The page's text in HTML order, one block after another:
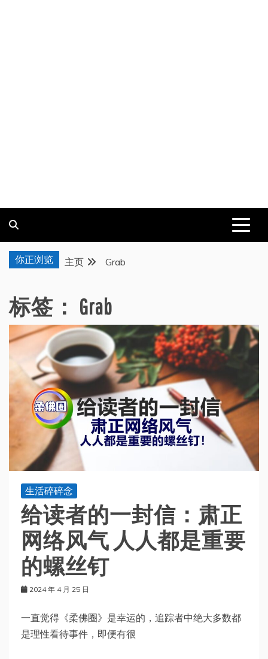
你正浏览 主页 Grab
标签： Grab
生活碎碎念
给读者的一封信：肃正
网络风气 人人都是重要
的螺丝钉
2024 年 4 月 25 日
一直觉得《柔佛圈》是幸运的，追踪者中绝大多数都
是理性看待事件，即便有很